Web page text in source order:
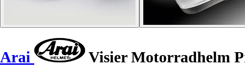
Arai Visier Motorradhelm